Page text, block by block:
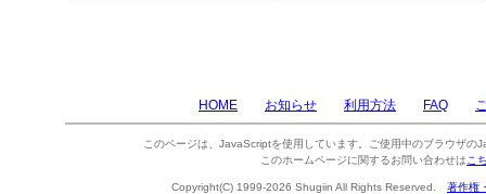
HOME お知らせ 利用方法 FAQ
このページは、JavaScriptを使用しています。ご使用中のブラウザの
このホームページに関するお問い合わせは こ
Copyright(C) 1999-2026 Shugiin All Rights Reserved. 著作権